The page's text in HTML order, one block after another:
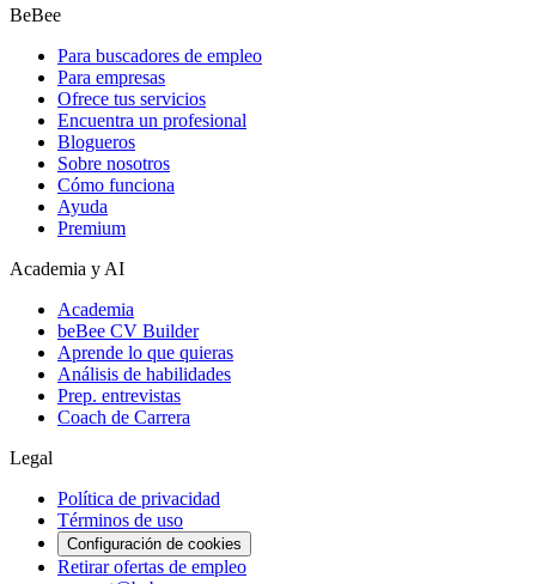
BeBee
Para buscadores de empleo
Para empresas
Ofrece tus servicios
Encuentra un profesional
Blogueros
Sobre nosotros
Cómo funciona
Ayuda
Premium
Academia y AI
Academia
beBee CV Builder
Aprende lo que quieras
Análisis de habilidades
Prep. entrevistas
Coach de Carrera
Legal
Política de privacidad
Términos de uso
Configuración de cookies
Retirar ofertas de empleo